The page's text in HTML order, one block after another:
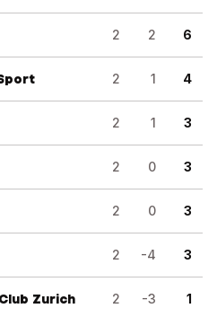
2 2 6
2 1 4
2 1 3
2 0 3
2 0 3
2 -4 3
Zurich 2 -3 1